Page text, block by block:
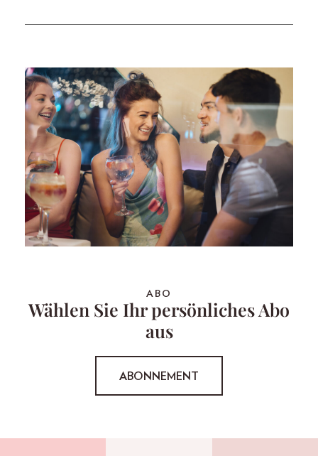
ABO
Wählen Sie Ihr persönliches Abo
aus
ABONNEMENT